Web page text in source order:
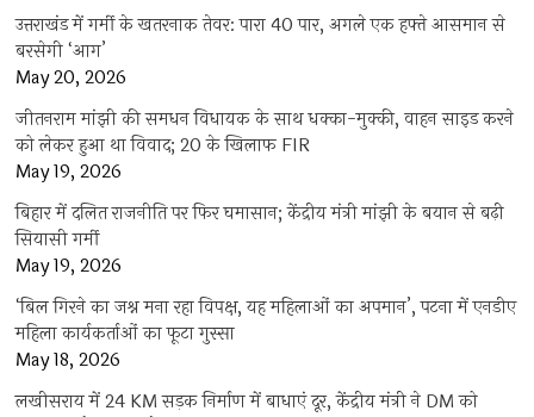
उत्तराखंड में गर्मी के खतरनाक तेवर: पारा 40 पार, अगले एक हफ्ते आसमान से
बरसेगी ‘आग’
May 20, 2026
जीतनराम मांझी की समधन विधायक के साथ धक्का-मुक्की, वाहन साइड करने
को लेकर हुआ था विवाद; 20 के खिलाफ FIR
May 19, 2026
बिहार में दलित राजनीति पर फिर घमासान; केंद्रीय मंत्री मांझी के बयान से बढ़ी
सियासी गर्मी
May 19, 2026
‘बिल गिरने का जश्न मना रहा विपक्ष, यह महिलाओं का अपमान’, पटना में एनडीए
महिला कार्यकर्ताओं का फूटा गुस्सा
May 18, 2026
लखीसराय में 24 KM सड़क निर्माण में बाधाएं दूर, केंद्रीय मंत्री ने DM को